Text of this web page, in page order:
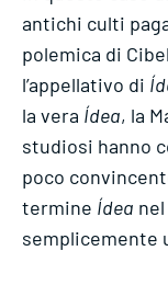
antichi culti
polemica di
l’appellativo di
la vera Ídea, la
studiosi hanno
poco
termine Ídea
semplicemente